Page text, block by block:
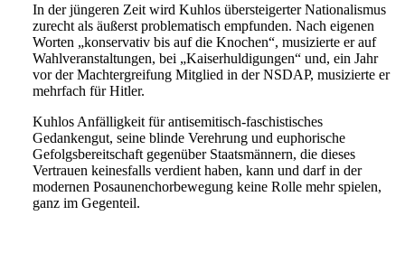
In der jüngeren Zeit wird Kuhlos übersteigerter Nationalismus
zurecht als äußerst problematisch empfunden. Nach eigenen
Worten „konservativ bis auf die Knochen“, musizierte er auf
Wahlveranstaltungen, bei „Kaiserhuldigungen“ und, ein Jahr
vor der Machtergreifung Mitglied in der NSDAP, musizierte er
mehrfach für Hitler.
Kuhlos Anfälligkeit für antisemitisch-faschistisches
Gedankengut, seine blinde Verehrung und euphorische
Gefolgsbereitschaft gegenüber Staatsmännern, die dieses
Vertrauen keinesfalls verdient haben, kann und darf in der
modernen Posaunenchorbewegung keine Rolle mehr spielen,
ganz im Gegenteil.